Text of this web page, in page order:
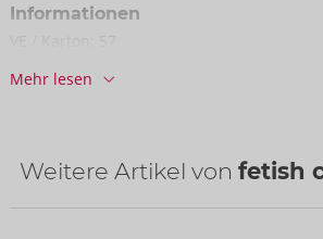
Informationen
Verfügbarkeit
nächste Lieferung:34/2026
Mehr lesen
Weitere Artikel von fetish